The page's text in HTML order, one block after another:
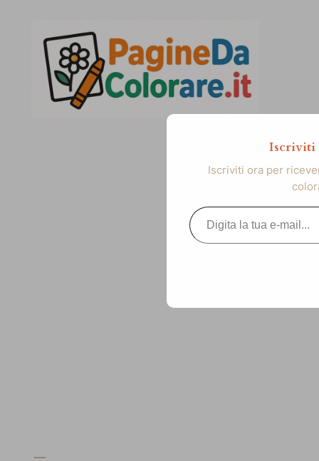
contenuto
Iscriviti
Iscriviti ora per
Digita la tua e-mail...